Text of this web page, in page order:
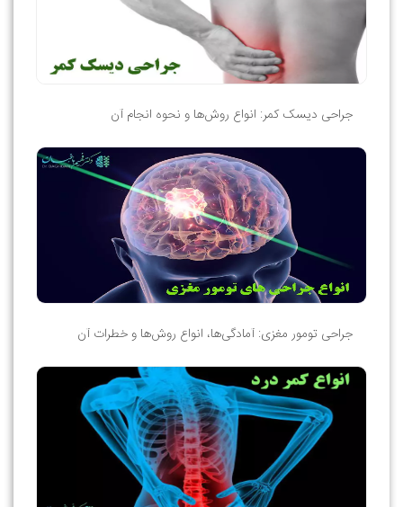
جراحی دیسک کمر: انواع روش‌ها و نحوه انجام آن
جراحی تومور مغزی: آمادگی‌ها، انواع روش‌ها و خطرات آن